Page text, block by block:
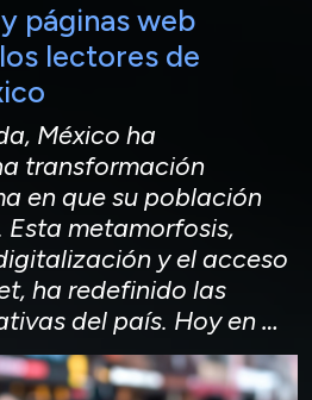
páginas web
lectores de
México ha
transformación
en que su población
metamorfosis,
y el acceso
ha redefinido las
del país. Hoy en…